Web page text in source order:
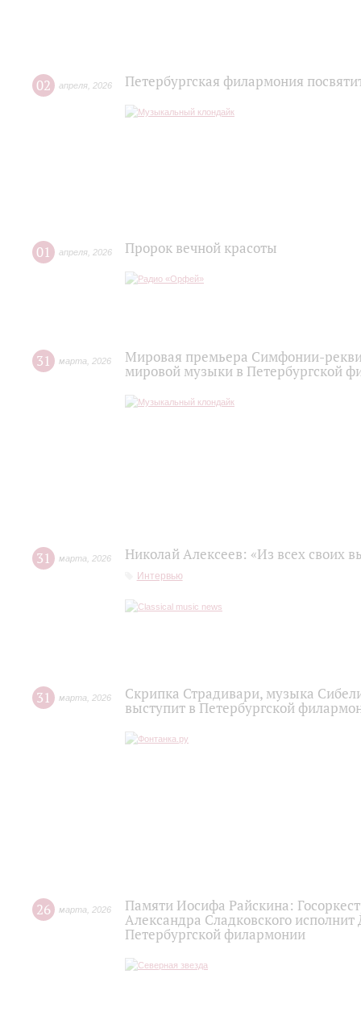
02 апреля 2026 Петербургская филармония
01 апреля 2026 Пророк вечной красоты
31 марта 2026
Мировая премьера Симфонии-
мировой музыки в Петербургской
31 марта 2026 Николай Алексеев: «Из всех своих
Интервью
31 марта 2026
Скрипка Страдивари, музыка
выступит в Петербургской
26 марта 2026
Памяти Иосифа Райскина:
Александра Сладковского
Петербургской филармонии